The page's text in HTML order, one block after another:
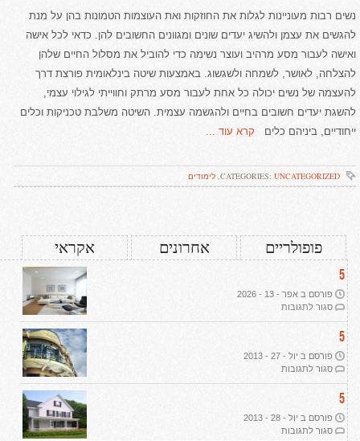
נשים רבות מעוניינות לגלות את החוזקות ואת העוצמות הטמונות בהן על מנת
להגשים את עצמן ולהשיג יעדים שונים ומגוונים החשובים להן. כדאי לכל אישה
ואישה לעבור מסע מרהיב ועוצר נשימה כדי להוביל את מסלול החיים שלהן
להצלחה, לאושר, לשמחה ולשגשוג. באמצעות שיטה בינלאומית פורצת דרך
להעצמה של נשים יכולה כל אחת לעבור מסע מרתק וחווייתי לגילוי עצמי,
להשגת יעדים חשובים בחיים ולהגשמה עצמית. השיטה משלבת טכניקות וכלים
ייחודיים, ביניהם כלים קרא עוד ...
CATEGORIES: UNCATEGORIZED לימודים
פופולריים אחרונים אקראי
5
פורסם ב אפר - 13 - 2026
סגור לתגובותעל
ב-2026:
שבעה
עקרונות
אמיתית
5
פורסם ב יול - 27 - 2013
סגור לתגובותעל
5
פורסם ב יול - 28 - 2013
סגור לתגובותעל